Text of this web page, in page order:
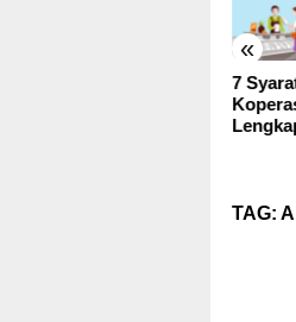
«
7 Syarat Menjadi Anggota
TAG: